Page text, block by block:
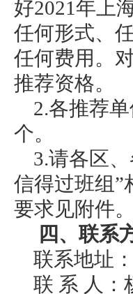
好2021年上
任何形式、
任何费用。
推荐资格。
2.各推荐
个。
3.请各区
信得过班组”
要求见附件。
四、联系
联系地址
联 系 人：